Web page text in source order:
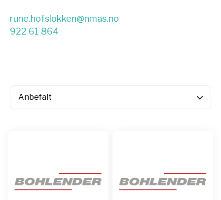
rune.hofslokken@nmas.no
922 61 864